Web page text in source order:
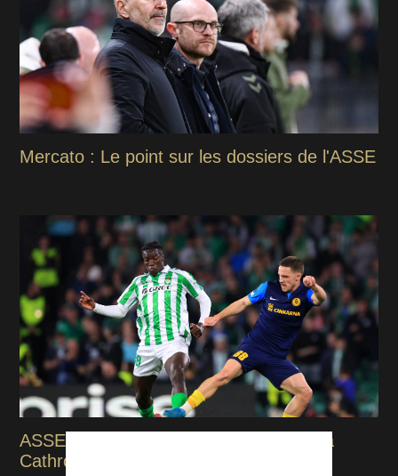
Mercato : Le point sur les dossiers de l'ASSE
ASSE : Tamar Svetlin taillé pour plaire à
Cathro et au Peuple Vert